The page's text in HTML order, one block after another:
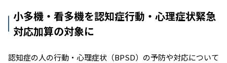
小多機・看多機を認知症行動・心理症状緊急
対応加算の対象に
認知症の人の行動・心理症状（BPSD）の予防や対応について